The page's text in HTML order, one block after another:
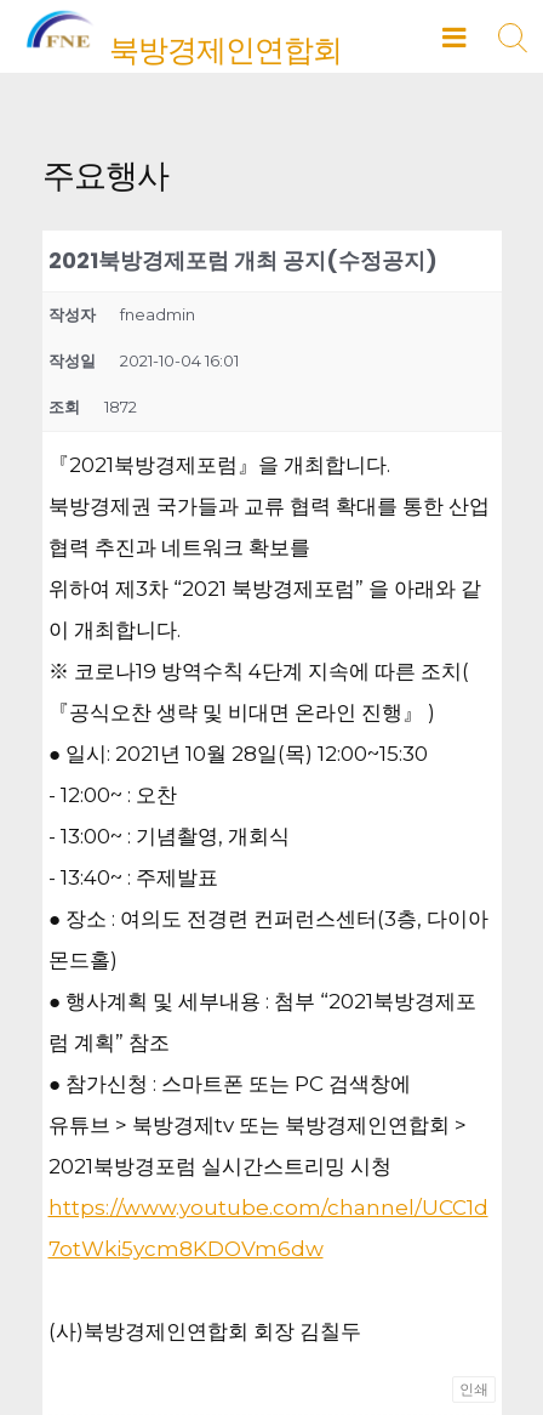
Skip
북방경제인연합회
주요행사
2021북방경제포럼 개최 공지(수정공지)
작성자 fneadmin
작성일 2021-10-04 16:01
조회 1872
『2021북방경제포럼』을 개최합니다.
북방경제권 국가들과 교류 협력 확대를 통한 산업
협력 추진과 네트워크 확보를
위하여 제3차 “2021 북방경제포럼” 을 아래와 같
이 개최합니다.
※ 코로나19 방역수칙 4단계 지속에 따른 조치(
『공식오찬 생략 및 비대면 온라인 진행』 )
● 일시: 2021년 10월 28일(목) 12:00~15:30
- 12:00~ : 오찬
- 13:00~ : 기념촬영, 개회식
- 13:40~ : 주제발표
● 장소 : 여의도 전경련 컨퍼런스센터(3층, 다이아
몬드홀)
● 행사계획 및 세부내용 : 첨부 “2021북방경제포
럼 계획” 참조
● 참가신청 : 스마트폰 또는 PC 검색창에
유튜브 > 북방경제tv 또는 북방경제인연합회 >
2021북방경포럼 실시간스트리밍 시청
https://www.youtube.com/channel/UCC1d
7otWki5ycm8KDOVm6dw
(사)북방경제인연합회 회장 김칠두
인쇄